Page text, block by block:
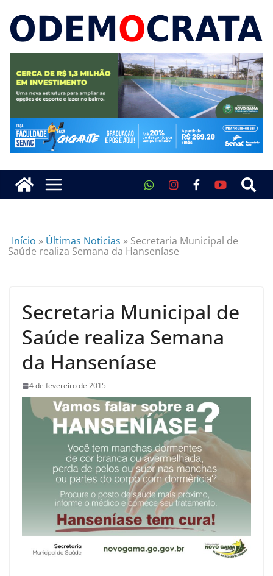
Início » Últimas Noticias » Secretaria Municipal de
Saúde realiza Semana da Hanseníase
Secretaria Municipal de
Saúde realiza Semana
da Hanseníase
4 de fevereiro de 2015